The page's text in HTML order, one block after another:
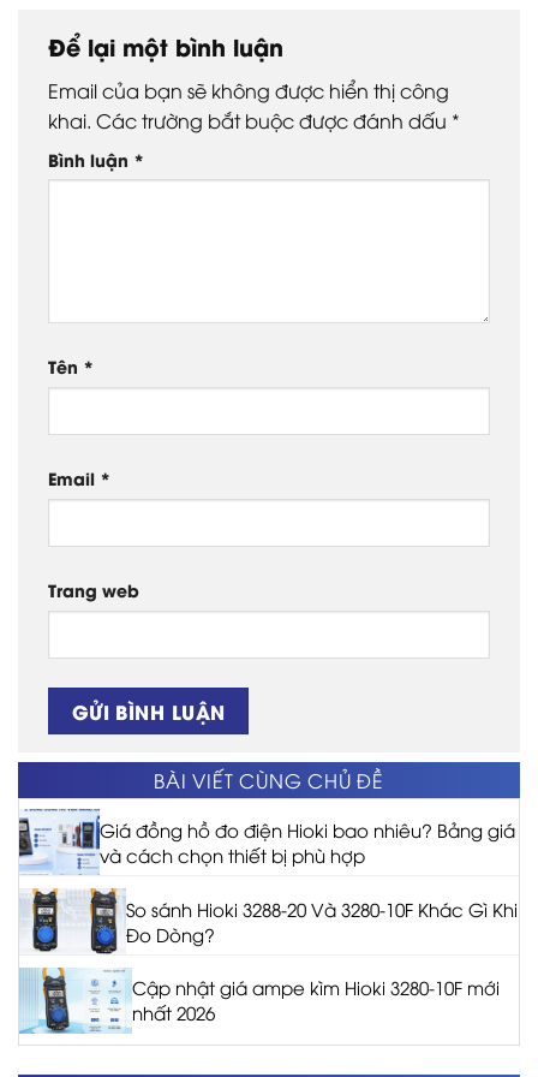
Để lại một bình luận
Email của bạn sẽ không được hiển thị công
khai. Các trường bắt buộc được đánh dấu *
Bình luận *
Tên *
Email *
Trang web
BÀI VIẾT CÙNG CHỦ ĐỀ
Giá đồng hồ đo điện Hioki bao nhiêu? Bảng giá
và cách chọn thiết bị phù hợp
So sánh Hioki 3288-20 Và 3280-10F Khác Gì Khi
Đo Dòng?
Cập nhật giá ampe kìm Hioki 3280-10F mới
nhất 2026